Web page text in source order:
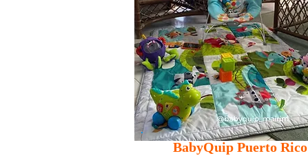
BabyQuip Puerto Rico